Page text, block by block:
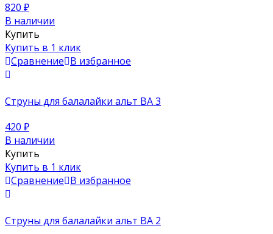
820 ₽
В наличии
Купить
Купить в 1 клик
Сравнение В избранное
Струны для балалайки альт BA 3
420 ₽
В наличии
Купить
Купить в 1 клик
Сравнение В избранное
Струны для балалайки альт BA 2